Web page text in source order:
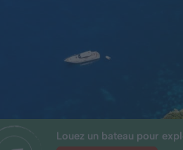
Louez un bateau pour